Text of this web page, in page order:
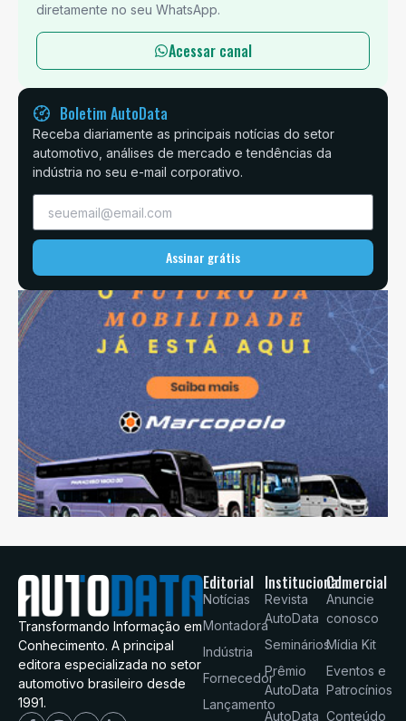
diretamente no seu WhatsApp.
Acessar canal
Boletim AutoData
Receba diariamente as principais notícias do setor
automotivo, análises de mercado e tendências da
indústria no seu e-mail corporativo.
Assinar grátis
Transformando Informação em
Conhecimento. A principal
editora especializada no setor
automotivo brasileiro desde
1991.
Editorial
Notícias
Montadora
Indústria
Fornecedor
Lançamento
Institucional
Revista
AutoData
Seminários
Prêmio
AutoData
AutoData
Comercial
Anuncie
conosco
Mídia Kit
Eventos e
Patrocínios
Conteúdo